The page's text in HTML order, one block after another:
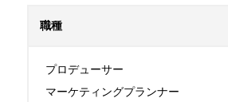
職種
プロデューサー
マーケティングプランナー